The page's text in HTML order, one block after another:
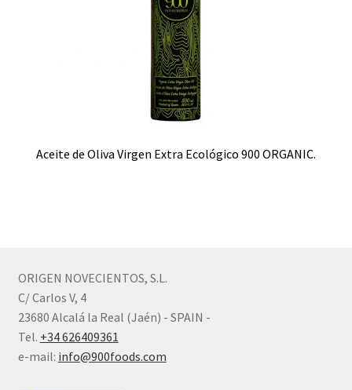
Aceite de Oliva Virgen Extra Ecológico 900 ORGANIC.
ORIGEN NOVECIENTOS, S.L.
C/ Carlos V, 4
23680 Alcalá la Real (Jaén) - SPAIN -
Tel. +34 626409361
e-mail: info@900foods.com